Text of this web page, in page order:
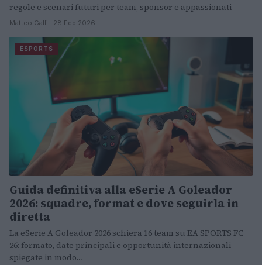
regole e scenari futuri per team, sponsor e appassionati
Matteo Galli · 28 Feb 2026
ESPORTS
Guida definitiva alla eSerie A Goleador
2026: squadre, format e dove seguirla in
diretta
La eSerie A Goleador 2026 schiera 16 team su EA SPORTS FC
26: formato, date principali e opportunità internazionali
spiegate in modo…